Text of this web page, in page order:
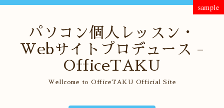
パソコン個人レッスン・
Webサイトプロデュース -
OfficeTAKU
Wellcome to OfficeTAKU Official Site
sample